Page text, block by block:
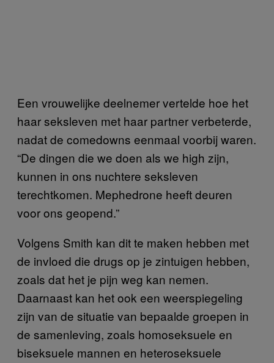
Een vrouwelijke deelnemer vertelde hoe het
haar seksleven met haar partner verbeterde,
nadat de comedowns eenmaal voorbij waren.
“De dingen die we doen als we high zijn,
kunnen in ons nuchtere seksleven
terechtkomen. Mephedrone heeft deuren
voor ons geopend.”
Volgens Smith kan dit te maken hebben met
de invloed die drugs op je zintuigen hebben,
zoals dat het je pijn weg kan nemen.
Daarnaast kan het ook een weerspiegeling
zijn van de situatie van bepaalde groepen in
de samenleving, zoals homoseksuele en
biseksuele mannen en heteroseksuele